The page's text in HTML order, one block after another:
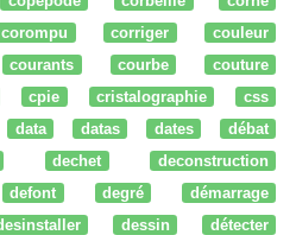
corompu corriger
couleur
courants courbe
couture
cpie cristalographie
css
data datas dates
débat
dechet
deconstruction
defont degré
démarrage
dessin
détecter